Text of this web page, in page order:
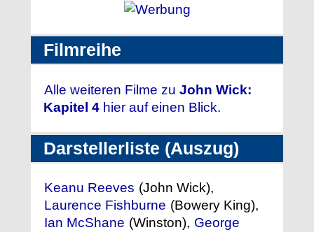
Filmreihe
Alle weiteren Filme zu John Wick:
Kapitel 4 hier auf einen Blick.
Darstellerliste (Auszug)
Keanu Reeves (John Wick),
Laurence Fishburne (Bowery King),
Ian McShane (Winston), George